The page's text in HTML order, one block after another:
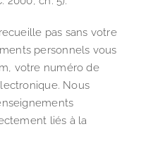
pas sans votre
personnels vous
votre numéro de
Nous
liés à la